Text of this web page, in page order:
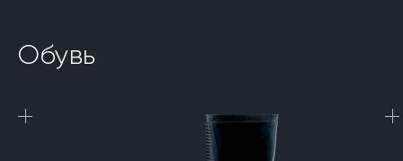
Обувь